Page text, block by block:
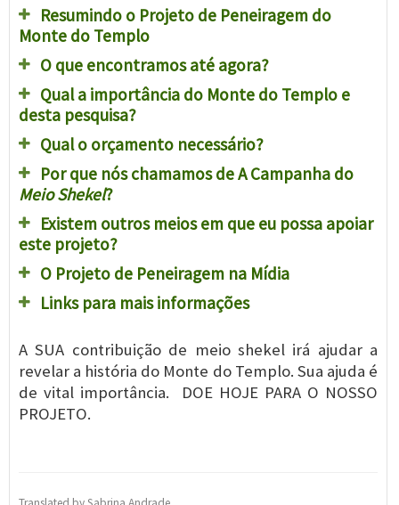
Resumindo o Projeto de Peneiragem do
Monte do Templo
O que encontramos até agora?
Qual a importância do Monte do Templo e
desta pesquisa?
Qual o orçamento necessário?
Por que nós chamamos de A Campanha do
Meio Shekel?
Existem outros meios em que eu possa apoiar
este projeto?
O Projeto de Peneiragem na Mídia
Links para mais informações
A SUA contribuição de meio shekel irá ajudar a
revelar a história do Monte do Templo. Sua ajuda é
de vital importância. DOE HOJE PARA O NOSSO
PROJETO.